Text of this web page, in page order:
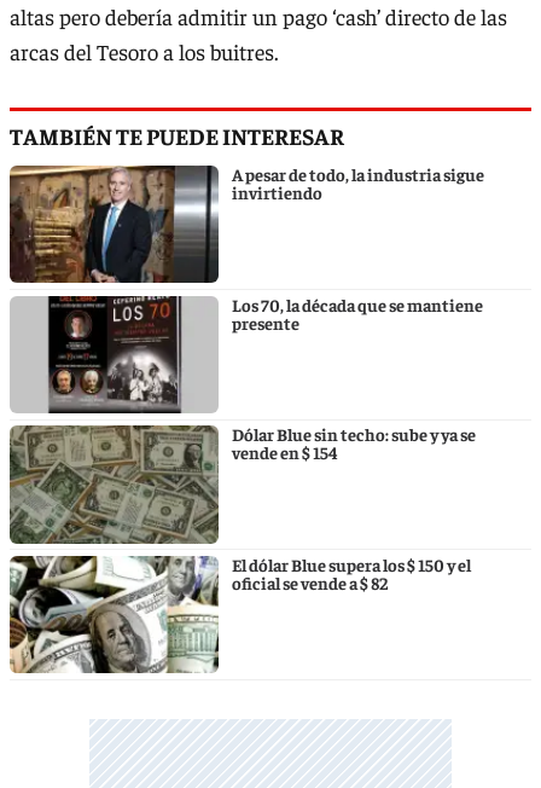
altas pero debería admitir un pago ‘cash’ directo de las
arcas del Tesoro a los buitres.
TAMBIÉN TE PUEDE INTERESAR
A pesar de todo, la industria sigue
invirtiendo
Los 70, la década que se mantiene
presente
Dólar Blue sin techo: sube y ya se
vende en $ 154
El dólar Blue supera los $ 150 y el
oficial se vende a $ 82